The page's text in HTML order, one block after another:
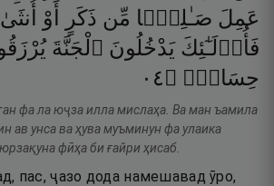
عَمِلَ صَـٰلِحًۭا مِّن ذَكَرٍ أَوْ أُنثَىٰ
فَأُو۟لَـٰٓئِكَ يَدْخُلُونَ ٱلْجَنَّةَ
حِسَابٍۢ ۝٤٠
фа ла юҷза илла мислаҳа. Ва ман ъамила
ав унса ва ҳува муъминун фа улаика
фӣҳа би ғайри ҳисаб.
пас, ҷазо дода намешавад ӯро,